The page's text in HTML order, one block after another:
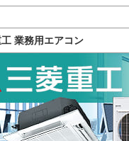
業務用エアコン